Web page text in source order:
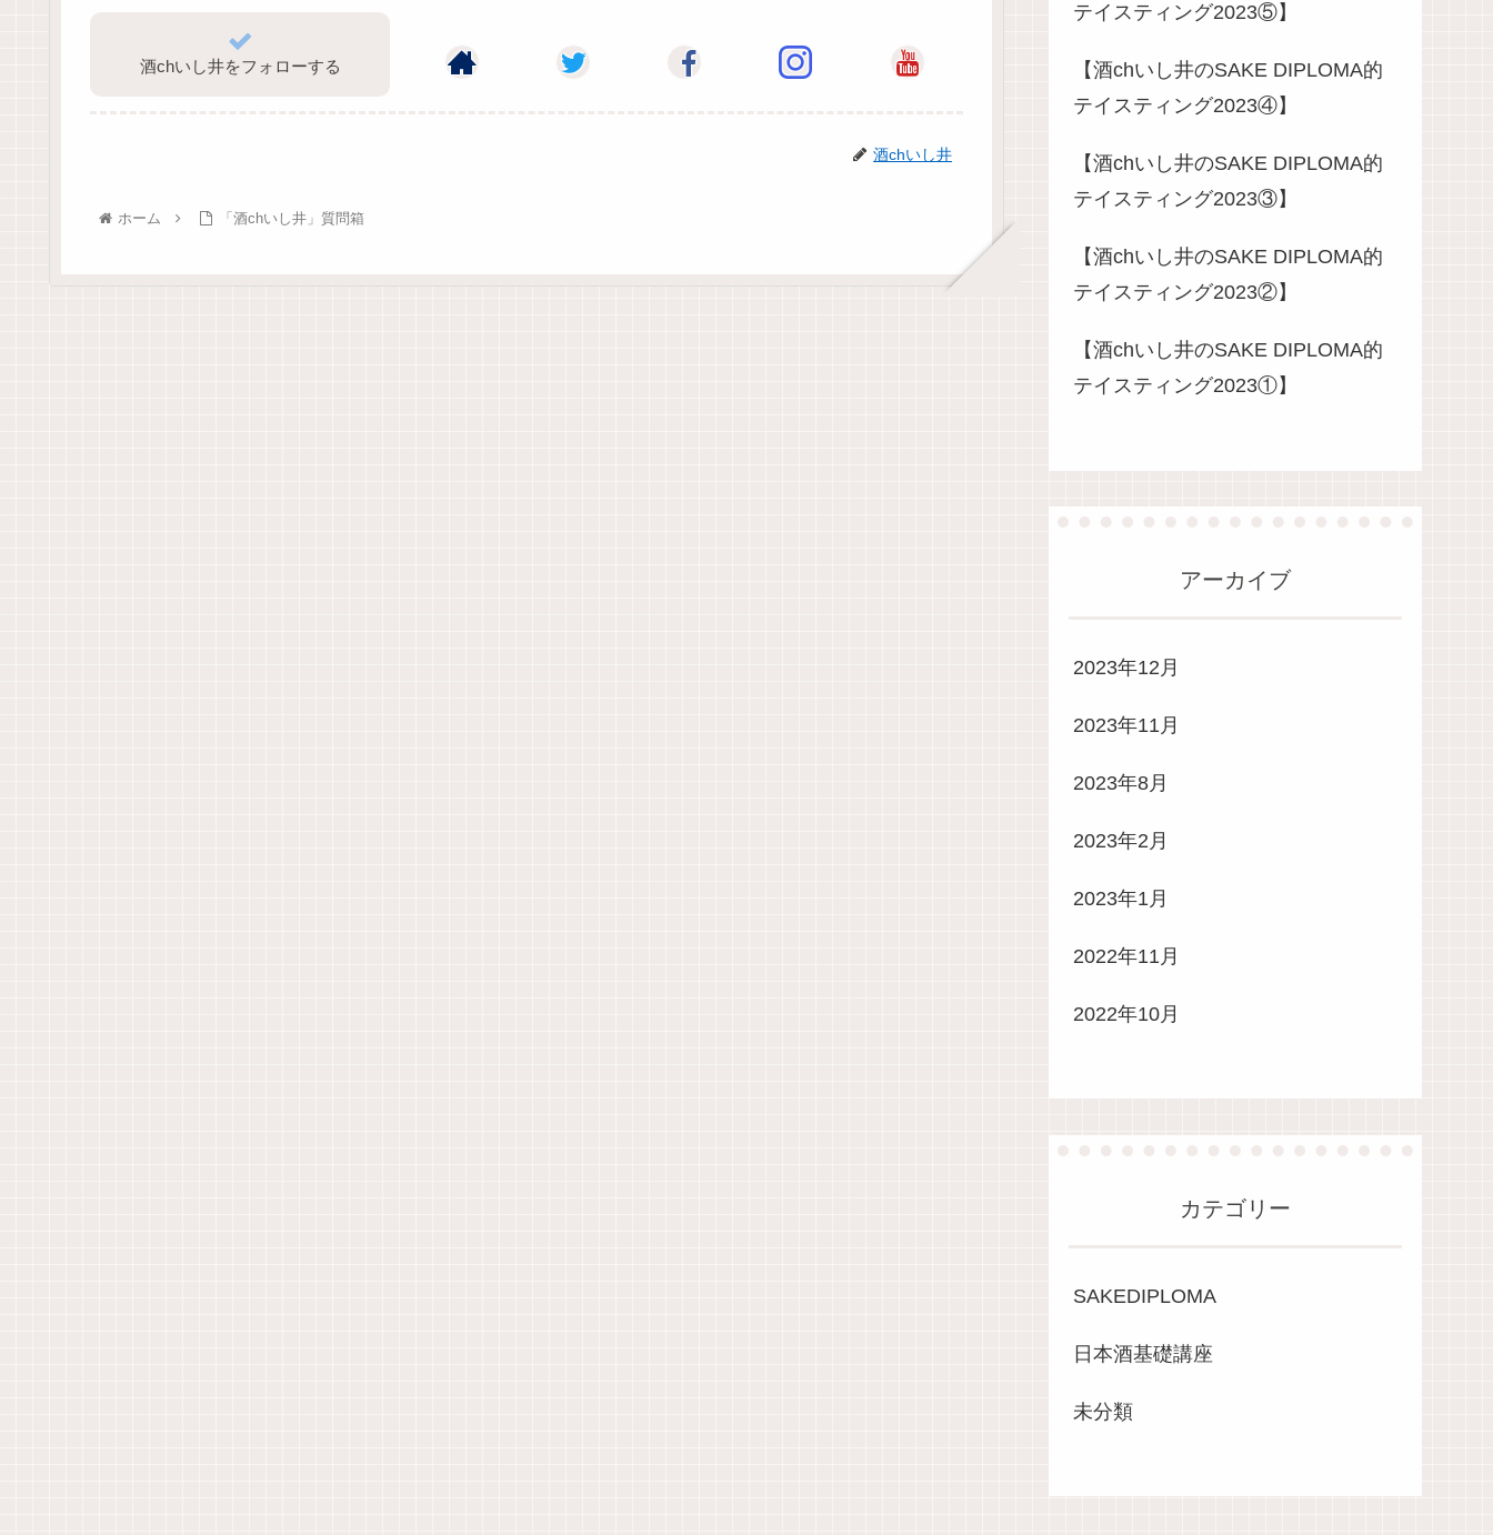
酒chいし井をフォローする
酒chいし井
ホーム 「酒chいし井」質問箱
テイスティング2023⑤】
【酒chいし井のSAKE DIPLOMA的
テイスティング2023④】
【酒chいし井のSAKE DIPLOMA的
テイスティング2023③】
【酒chいし井のSAKE DIPLOMA的
テイスティング2023②】
【酒chいし井のSAKE DIPLOMA的
テイスティング2023①】
アーカイブ
2023年12月
2023年11月
2023年8月
2023年2月
2023年1月
2022年11月
2022年10月
カテゴリー
SAKEDIPLOMA
日本酒基礎講座
未分類